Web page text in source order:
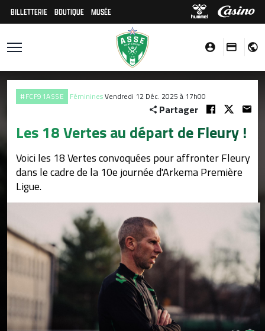
BILLETTERIE BOUTIQUE MUSÉE
#FCF91ASSE FémininesVendredi 12 Déc. 2025 à 17h00
Partager
Les 18 Vertes au départ de Fleury !
Voici les 18 Vertes convoquées pour affronter Fleury
dans le cadre de la 10e journée d'Arkema Première
Ligue.